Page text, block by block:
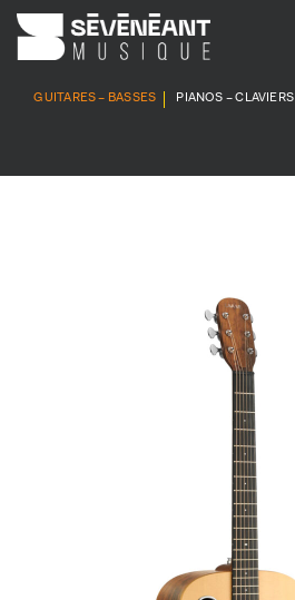
Passer
au
GUITARES – BASSES PIANOS – CLAVIERS